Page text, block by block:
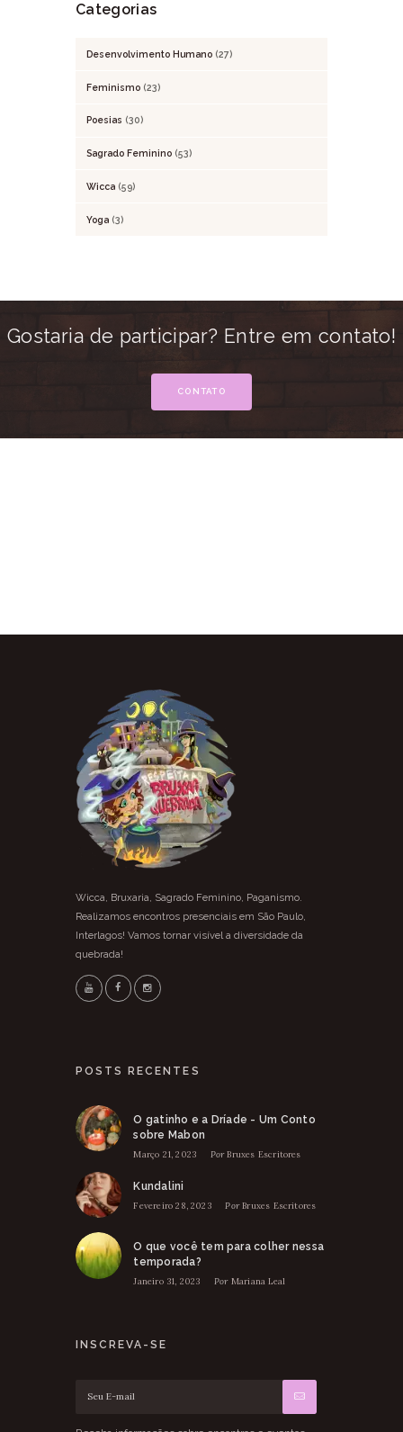
Categorias
Desenvolvimento Humano(27)
Feminismo(23)
Poesias (30)
Sagrado Feminino(53)
Wicca(59)
Yoga(3)
Gostaria de participar? Entre em contato!
CONTATO
Wicca, Bruxaria, Sagrado Feminino, Paganismo.
Realizamos encontros presenciais em São Paulo,
Interlagos! Vamos tornar visível a diversidade da
quebrada!
POSTS RECENTES
O gatinho e a Dríade - Um Conto
sobre Mabon
Março 21, 2023 PorBruxes Escritores
Kundalini
Fevereiro 28, 2023 PorBruxes Escritores
O que você tem para colher nessa
temporada?
Janeiro 31, 2023 Por Mariana Leal
INSCREVA-SE